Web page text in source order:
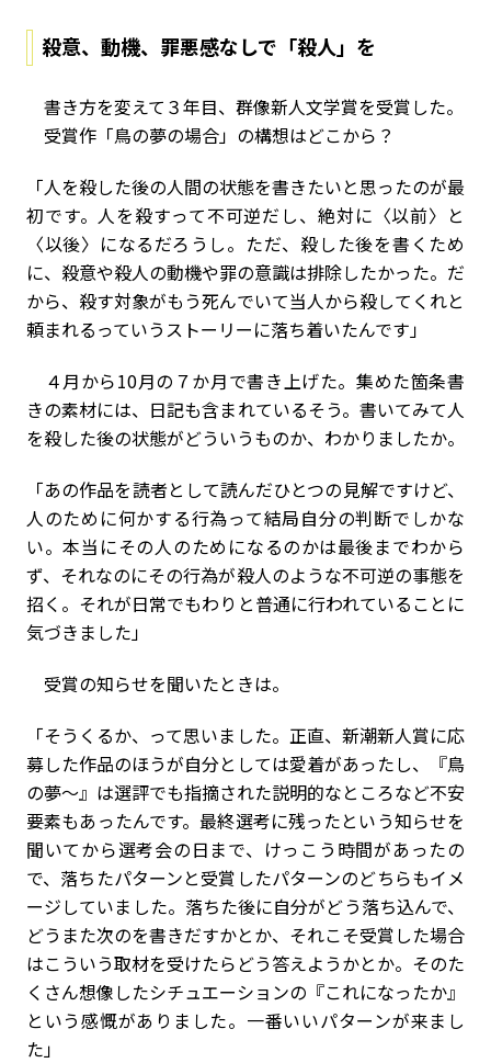
殺意、動機、罪悪感なしで「殺人」を
書き方を変えて３年目、群像新人文学賞を受賞した。
受賞作「鳥の夢の場合」の構想はどこから？
「人を殺した後の人間の状態を書きたいと思ったのが最
初です。人を殺すって不可逆だし、絶対に〈以前〉と
〈以後〉になるだろうし。ただ、殺した後を書くため
に、殺意や殺人の動機や罪の意識は排除したかった。だ
から、殺す対象がもう死んでいて当人から殺してくれと
頼まれるっていうストーリーに落ち着いたんです」
４月から10月の７か月で書き上げた。集めた箇条書
きの素材には、日記も含まれているそう。書いてみて人
を殺した後の状態がどういうものか、わかりましたか。
「あの作品を読者として読んだひとつの見解ですけど、
人のために何かする行為って結局自分の判断でしかな
い。本当にその人のためになるのかは最後までわから
ず、それなのにその行為が殺人のような不可逆の事態を
招く。それが日常でもわりと普通に行われていることに
気づきました」
受賞の知らせを聞いたときは。
「そうくるか、って思いました。正直、新潮新人賞に応
募した作品のほうが自分としては愛着があったし、『鳥
の夢～』は選評でも指摘された説明的なところなど不安
要素もあったんです。最終選考に残ったという知らせを
聞いてから選考会の日まで、けっこう時間があったの
で、落ちたパターンと受賞したパターンのどちらもイメ
ージしていました。落ちた後に自分がどう落ち込んで、
どうまた次のを書きだすかとか、それこそ受賞した場合
はこういう取材を受けたらどう答えようかとか。そのた
くさん想像したシチュエーションの『これになったか』
という感慨がありました。一番いいパターンが来まし
た」